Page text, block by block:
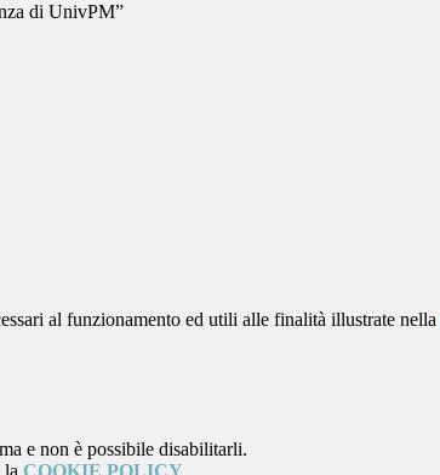
di UnivPM”
al funzionamento ed utili alle finalità illustrate nella
e non è possibile disabilitarli.
la COOKIE POLICY